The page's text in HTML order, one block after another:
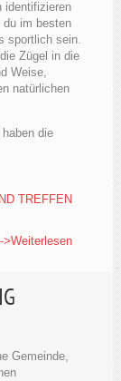
identifizieren
du im besten
sportlich sein.
Zügel in die
Weise,
natürlichen
die
TREFFEN
>Weiterlesen
Gemeinde,